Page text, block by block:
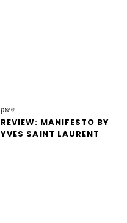
prev
REVIEW: MANIFESTO BY
YVES SAINT LAURENT